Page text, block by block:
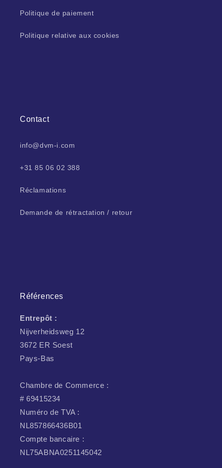
Politique de paiement
Politique relative aux cookies
Contact
info@dvm-i.com
+31 85 06 02 388
Réclamations
Demande de rétractation / retour
Références
Entrepôt :
Nijverheidsweg 12
3672 ER Soest
Pays-Bas
Chambre de Commerce :
# 69415234
Numéro de TVA :
NL857866436B01
Compte bancaire :
NL75ABNA0251145042